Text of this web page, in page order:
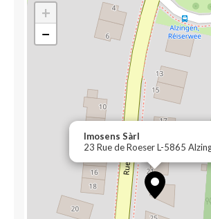
Imosens Sàrl
23 Rue de Roeser L-5865
+
−